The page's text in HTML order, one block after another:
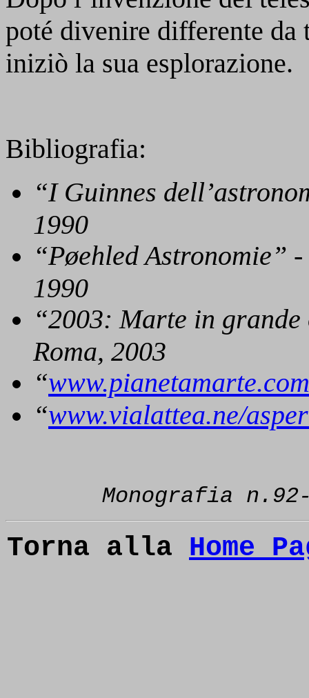
poté divenire differente da
iniziò la sua esplorazione.
Bibliografia:
“I Guinnes
1990
“Pøehled Astronomie”
1990
“2003: Marte in
Roma, 2003
“www.pianetamarte.com
“www.vialattea.ne/
Monografia
Torna alla Home